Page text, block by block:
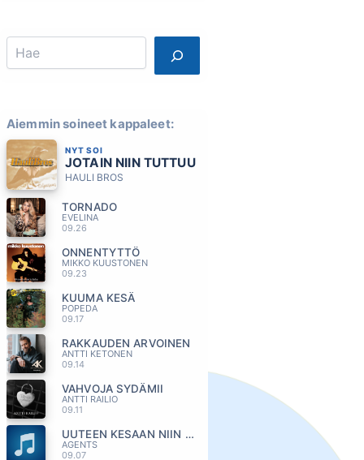
Aiemmin soineet kappaleet:
NYT SOI
JOTAIN NIIN TUTTUU
HAULI BROS
TORNADO
EVELINA
09.26
ONNENTYTTÖ
MIKKO KUUSTONEN
09.23
KUUMA KESÄ
POPEDA
09.17
RAKKAUDEN ARVOINEN
ANTTI KETONEN
09.14
VAHVOJA SYDÄMII
ANTTI RAILIO
09.11
UUTEEN KESAAN NIIN PALJON ON AIKAA
AGENTS
09.07